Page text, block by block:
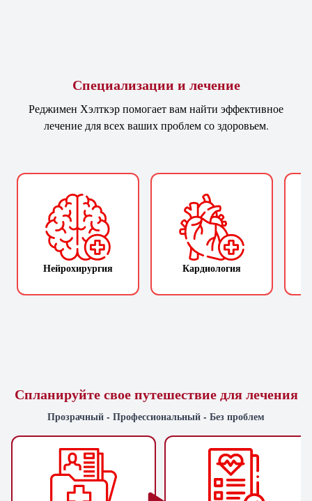
Специализации и лечение
Реджимен Хэлткэр помогает вам найти эффективное
лечение для всех ваших проблем со здоровьем.
Нейрохирургия Кардиология
Спланируйте свое путешествие для лечения
Прозрачный - Профессиональный - Без проблем